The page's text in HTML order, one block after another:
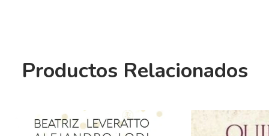
Productos Relacionados